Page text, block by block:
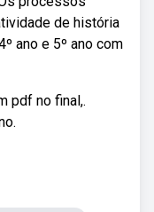
de história
ano e 5º ano com
pdf no final,.